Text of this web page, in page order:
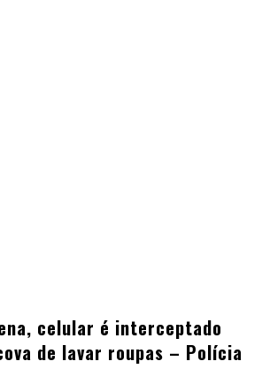
celular é interceptado
de lavar roupas – Polícia